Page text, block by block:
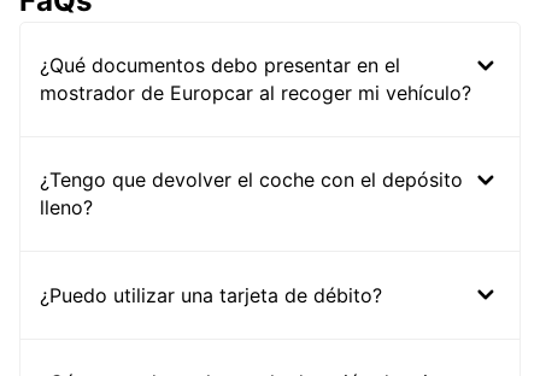
¿Qué documentos debo presentar en el
mostrador de Europcar al recoger mi vehículo?
¿Tengo que devolver el coche con el depósito
lleno?
¿Puedo utilizar una tarjeta de débito?